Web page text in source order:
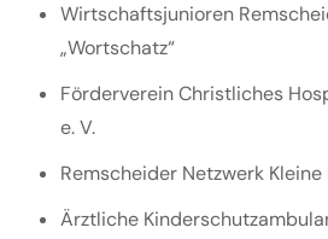
Wirtschaftsjunioren
„Wortschatz“
Förderverein Christliches
e. V.
Remscheider Netzwerk Kleine
Ärztliche